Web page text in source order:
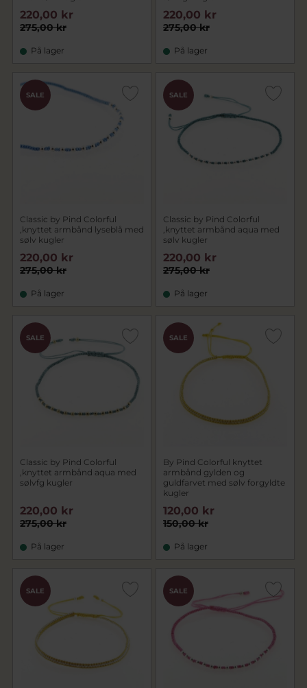
275,00 kr
220,00 kr
På lager
275,00 kr
220,00 kr
På lager
SALE
Classic by Pind Colorful
,knyttet armbånd lyseblå med
sølv kugler
275,00 kr
220,00 kr
På lager
SALE
Classic by Pind Colorful
,knyttet armbånd aqua med
sølv kugler
275,00 kr
220,00 kr
På lager
SALE
Classic by Pind Colorful
,knyttet armbånd aqua med
sølvfg kugler
275,00 kr
220,00 kr
På lager
SALE
By Pind Colorful knyttet
armbånd gylden og
guldfarvet med sølv forgyldte
kugler
150,00 kr
120,00 kr
På lager
SALE SALE